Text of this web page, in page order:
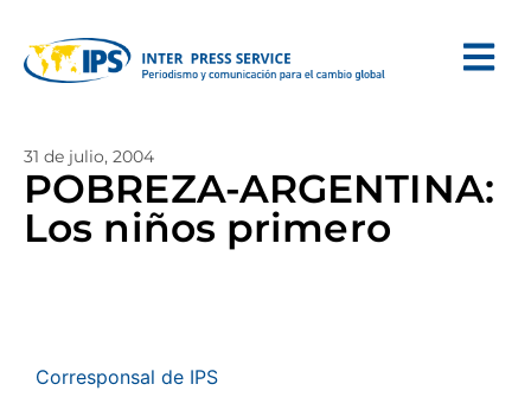
31 de julio, 2004
POBREZA-ARGENTINA:
Los niños primero
Corresponsal de IPS